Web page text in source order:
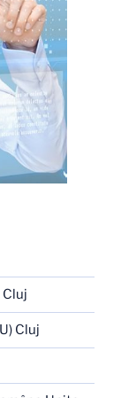
Cluj